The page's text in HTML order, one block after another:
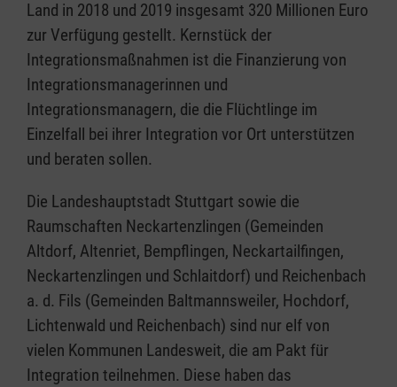
Land in 2018 und 2019 insgesamt 320 Millionen Euro
zur Verfügung gestellt. Kernstück der
Integrationsmaßnahmen ist die Finanzierung von
Integrationsmanagerinnen und
Integrationsmanagern, die die Flüchtlinge im
Einzelfall bei ihrer Integration vor Ort unterstützen
und beraten sollen.
Die Landeshauptstadt Stuttgart sowie die
Raumschaften Neckartenzlingen (Gemeinden
Altdorf, Altenriet, Bempflingen, Neckartailfingen,
Neckartenzlingen und Schlaitdorf) und Reichenbach
a. d. Fils (Gemeinden Baltmannsweiler, Hochdorf,
Lichtenwald und Reichenbach) sind nur elf von
vielen Kommunen Landesweit, die am Pakt für
Integration teilnehmen. Diese haben das